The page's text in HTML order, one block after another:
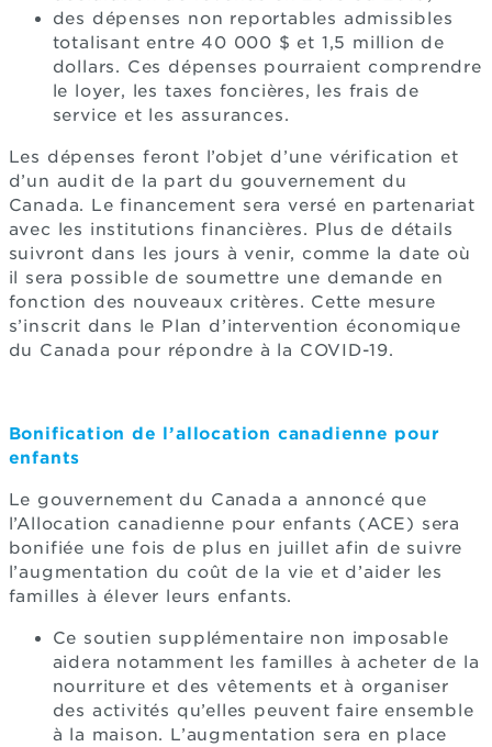
des dépenses non reportables admissibles
totalisant entre 40 000 $ et 1,5 million de
dollars. Ces dépenses pourraient comprendre
le loyer, les taxes foncières, les frais de
service et les assurances.
Les dépenses feront l’objet d’une vérification et
d’un audit de la part du gouvernement du
Canada. Le financement sera versé en partenariat
avec les institutions financières. Plus de détails
suivront dans les jours à venir, comme la date où
il sera possible de soumettre une demande en
fonction des nouveaux critères. Cette mesure
s’inscrit dans le Plan d’intervention économique
du Canada pour répondre à la COVID-19.
Bonification de l’allocation canadienne pour
enfants
Le gouvernement du Canada a annoncé que
l’Allocation canadienne pour enfants (ACE) sera
bonifiée une fois de plus en juillet afin de suivre
l’augmentation du coût de la vie et d’aider les
familles à élever leurs enfants.
Ce soutien supplémentaire non imposable
aidera notamment les familles à acheter de la
nourriture et des vêtements et à organiser
des activités qu’elles peuvent faire ensemble
à la maison. L’augmentation sera en place